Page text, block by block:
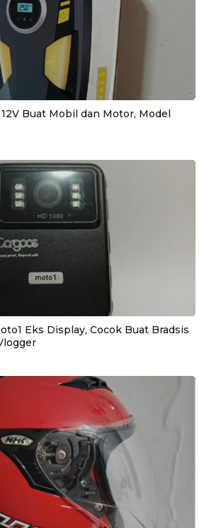
Buat Mobil dan Motor, Model
Eks Display, Cocok Buat Bradsis